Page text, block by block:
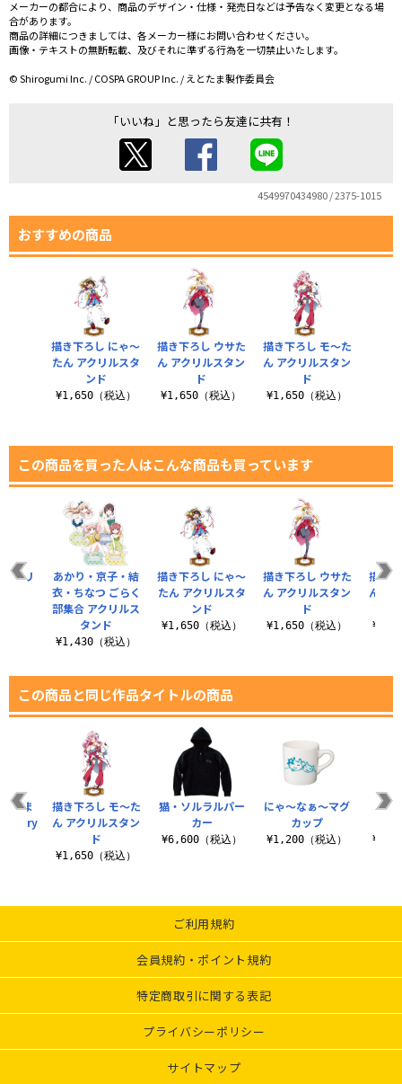
メーカーの都合により、商品のデザイン・仕様・発売日などは予告なく変更となる場
合があります。
商品の詳細につきましては、各メーカー様にお問い合わせください。
画像・テキストの無断転載、及びそれに準ずる行為を一切禁止いたします。
© Shirogumi Inc. / COSPA GROUP Inc. / えとたま製作委員会
「いいね」と思ったら友達に共有！
4549970434980 / 2375-1015
おすすめの商品
描き下ろし ウサた
ん アクリルスタン
ド
¥1,650（税込）
描き下ろし モ～た
ん アクリルスタン
ド
¥1,650（税込）
描き下ろし にゃ～
たん アクリルスタ
ンド
¥1,650（税込）
この商品を買った人はこんな商品も買っています
描き下ろし にゃ～
たん アクリルスタ
ンド
¥1,650（税込）
描き下ろし ウサた
ん アクリルスタン
ド
¥1,650（税込）
描き
ん ア
クリ
あかり・京子・結
衣・ちなつ ごらく
部集合 アクリルス
タンド
¥1,430（税込）
この商品と同じ作品タイトルの商品
猫・ソルラルパー
カー
¥6,600（税込）
にゃ～なぁ～マグ
カップ
¥1,200（税込）
『え
たま
描き下ろし モ～た
ん アクリルスタン
ド
¥1,650（税込）
ご利用規約
会員規約・ポイント規約
特定商取引に関する表記
プライバシーポリシー
サイトマップ